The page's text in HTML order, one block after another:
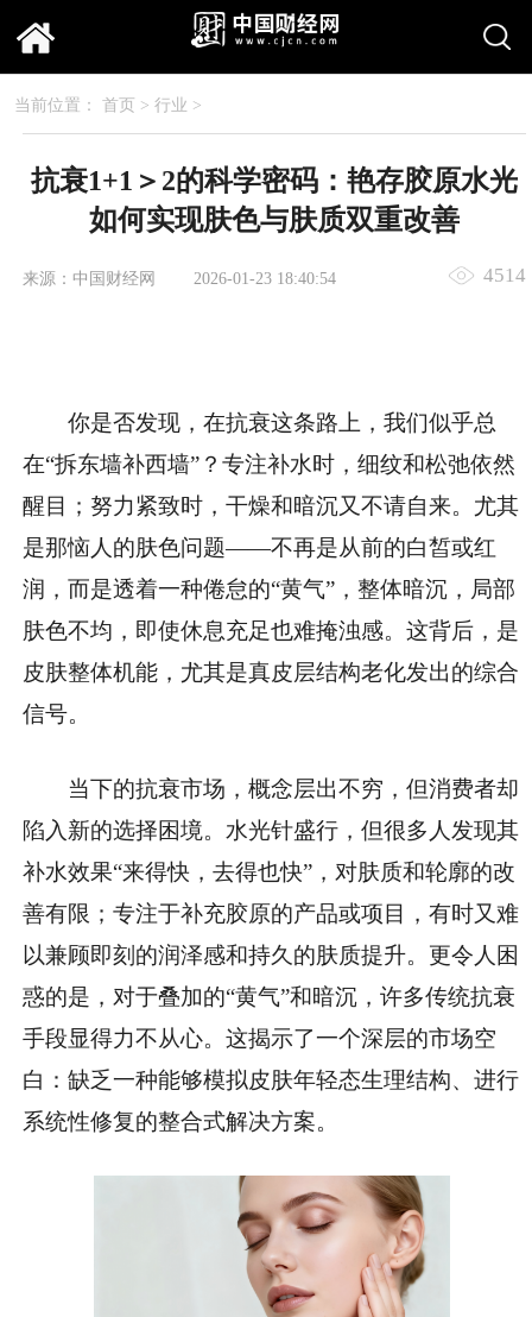
当前位置： 首页 > 行业 >
抗衰1+1＞2的科学密码：艳存胶原水光
如何实现肤色与肤质双重改善
来源：中国财经网 2026-01-23 18:40:54 4514
你是否发现，在抗衰这条路上，我们似乎总
在“拆东墙补西墙”？专注补水时，细纹和松弛依然
醒目；努力紧致时，干燥和暗沉又不请自来。尤其
是那恼人的肤色问题——不再是从前的白皙或红
润，而是透着一种倦怠的“黄气”，整体暗沉，局部
肤色不均，即使休息充足也难掩浊感。这背后，是
皮肤整体机能，尤其是真皮层结构老化发出的综合
信号。
当下的抗衰市场，概念层出不穷，但消费者却
陷入新的选择困境。水光针盛行，但很多人发现其
补水效果“来得快，去得也快”，对肤质和轮廓的改
善有限；专注于补充胶原的产品或项目，有时又难
以兼顾即刻的润泽感和持久的肤质提升。更令人困
惑的是，对于叠加的“黄气”和暗沉，许多传统抗衰
手段显得力不从心。这揭示了一个深层的市场空
白：缺乏一种能够模拟皮肤年轻态生理结构、进行
系统性修复的整合式解决方案。